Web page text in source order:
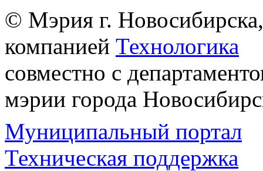
© Мэрия г.
компанией Технологика
совместно с
мэрии города
Муниципальный портал
Техническая поддержка